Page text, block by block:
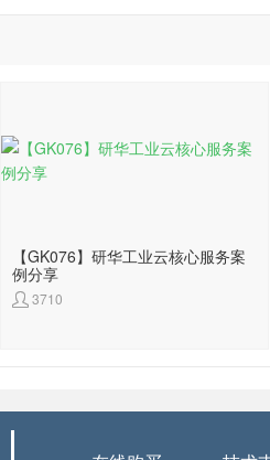
【GK076】研华工业云核心服务案
例分享
 3710